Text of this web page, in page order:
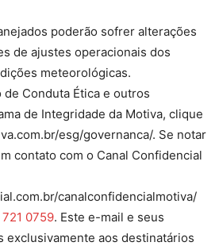
poderão sofrer alterações
de ajustes operacionais dos
meteorológicas.
de Conduta Ética e outros
de Integridade da Motiva, clique
esg/governanca/. Se notar
contato com o Canal Confidencial
canalconfidencialmotiva/
0759. Este e-mail e seus
exclusivamente aos destinatários